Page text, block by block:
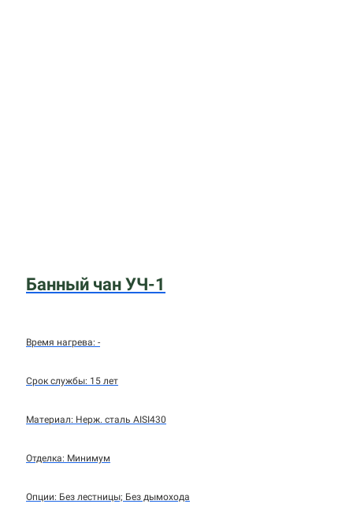
Банный чан УЧ-1
Время нагрева: -
Срок службы: 15 лет
Материал: Нерж. сталь AISI430
Отделка: Минимум
Опции: Без лестницы; Без дымохода